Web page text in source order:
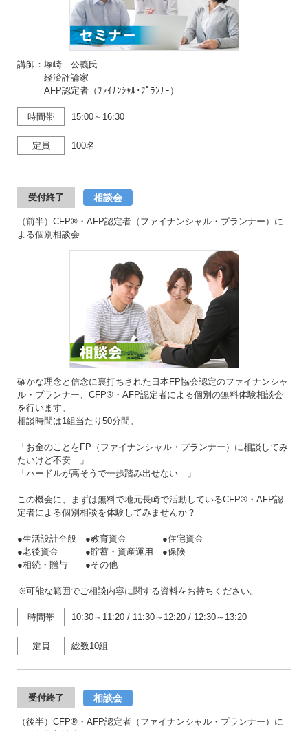
講師：塚崎 公義氏
経済評論家
AFP認定者（ﾌｧｲﾅﾝｼｬﾙ･ﾌﾟﾗﾝﾅｰ）
時間帯 15:00～16:30
定員 100名
受付終了 相談会
（前半）CFP®・AFP認定者（ファイナンシャル・プランナー）に
よる個別相談会
確かな理念と信念に裏打ちされた日本FP協会認定のファイナンシャ
ル・プランナー、CFP®・AFP認定者による個別の無料体験相談会
を行います。
相談時間は1組当たり50分間。
「お金のことをFP（ファイナンシャル・プランナー）に相談してみ
たいけど不安…」
「ハードルが高そうで一歩踏み出せない…」
この機会に、まずは無料で地元長崎で活動しているCFP®・AFP認
定者による個別相談を体験してみませんか？
●生活設計全般 ●教育資金 ●住宅資金
●老後資金 ●貯蓄・資産運用 ●保険
●相続・贈与 ●その他
※可能な範囲でご相談内容に関する資料をお持ちください。
時間帯 10:30～11:20 / 11:30～12:20 / 12:30～13:20
定員 総数10組
受付終了 相談会
（後半）CFP®・AFP認定者（ファイナンシャル・プランナー）に